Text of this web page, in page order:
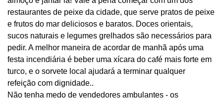
restaurantes de peixe da cidade, que serve pratos de peixe
e frutos do mar deliciosos e baratos. Doces orientais,
sucos naturais e legumes grelhados são necessários para
pedir. A melhor maneira de acordar de manhã após uma
festa incendiária é beber uma xícara do café mais forte em
turco, e o sorvete local ajudará a terminar qualquer
refeição com dignidade..
Não tenha medo de vendedores ambulantes - os